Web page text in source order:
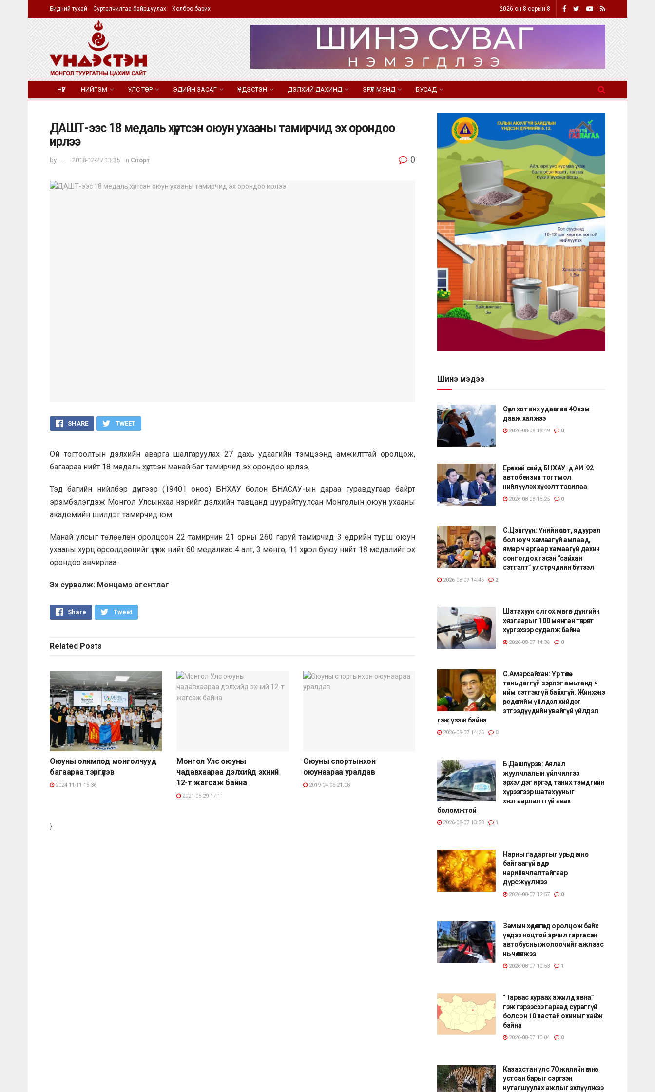
Бидний тухай Сурталчилгаа байршуулах Холбоо барих 2026 он 8 сарын 8
НҮҮР НИЙГЭМ УЛС ТӨР ЭДИЙН ЗАСАГ ҮНДЭСТЭН ДЭЛХИЙ ДАХИНД ЭРҮҮЛ МЭНД БУСАД
ДАШТ-ээс 18 медаль хүртсэн оюун ухааны тамирчид эх орондоо
ирлээ
by 2018-12-27 13:35 in Спорт 0
SHARE TWEET
Ой тогтоолтын дэлхийн аварга шалгаруулах 27 дахь удаагийн тэмцээнд амжилттай оролцож,
багаараа нийт 18 медаль хүртсэн манай баг тамирчид эх орондоо ирлээ.
Тэд багийн нийлбэр дүнгээр (19401 оноо) БНХАУ болон БНАСАУ-ын дараа гуравдугаар байрт
эрэмбэлэгдэж Монгол Улсынхаа нэрийг дэлхийн тавцанд цуурайтуулсан Монголын оюун ухааны
академийн шилдэг тамирчид юм.
Манай улсыг төлөөлөн оролцсон 22 тамирчин 21 орны 260 гаруй тамирчид 3 өдрийн турш оюун
ухааны хурц өрсөлдөөнийг үзүүлж нийт 60 медалиас 4 алт, 3 мөнгө, 11 хүрэл буюу нийт 18 медалийг эх
орондоо авчирлаа.
Эх сурвалж: Монцамэ агентлаг
Share Tweet
Related Posts
Оюуны олимпод монголчууд
багаараа тэргүүлэв
2024-11-11 15:36
Монгол Улс оюуны
чадавхаараа дэлхийд эхний
12-т жагсаж байна
2021-06-29 17:11
Оюуны спортынхон
оюунаараа уралдав
2019-04-06 21:08
}
Шинэ мэдээ
Сөүл хот анх удаагаа 40 хэм
давж халжээ
2026-08-08 18:49 0
Ерөнхий сайд БНХАУ-д АИ-92
автобензин тогтмол
нийлүүлэх хүсэлт тавилаа
2026-08-08 16:25 0
С.Цэнгүүн: Үнийн өсөлт, ядуурал
бол юу ч хамаагүй амлаад,
ямар ч аргаар хамаагүй дахин
сонгогдох гэсэн “сайхан
сэтгэлт” улстөрчдийн бүтээл
2026-08-07 14:46 2
Шатахуун олгох мөнгөн дүнгийн
хязгаарыг 100 мянган төгрөгт
хүргэхээр судалж байна
2026-08-07 14:36 0
С.Амарсайхан: Үр төлөө
таньдаггүй зэрлэг амьтанд ч
ийм сэтгэхгүй байхгүй. Жинхэнэ
өөрсдөө тийм үйлдэл хийдэг
этгээдүүдийн увайгүй үйлдэл
гэж үзэж байна
2026-08-07 14:25 0
Б.Дашпүрэв: Аялал
жуулчлалын үйлчилгээ
эрхэлдэг иргэд таних тэмдгийн
хүрээгээр шатахууныг
хязгаарлалтгүй авах
боломжтой
2026-08-07 13:58 1
Нарны гадаргыг урьд өмнө
байгаагүй өндөр
нарийвчлалтайгаар
дүрсжүүлжээ
2026-08-07 12:57 0
Замын хөдөлгөөнд оролцож байх
үедээ ноцтой зөрчил гаргасан
автобусны жолоочийг ажлаас
нь чөлөөлжээ
2026-08-07 10:53 1
“Тарвас хураах ажилд явна”
гэж гэрээсээ гараад сураггүй
болсон 10 настай охиныг хайж
байна
2026-08-07 10:04 0
Казахстан улс 70 жилийн өмнө
устсан барыг сэргээн
нутагшуулах ажлыг эхлүүлжээ